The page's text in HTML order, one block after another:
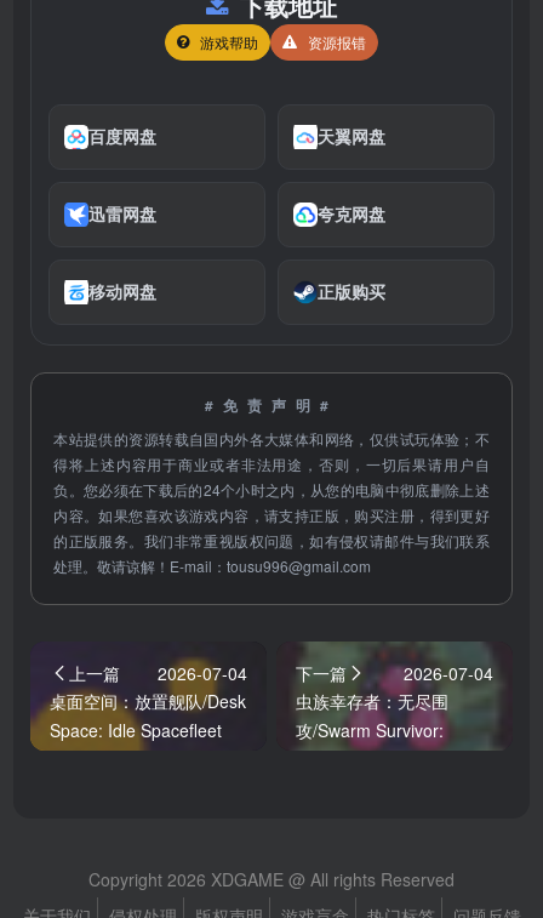
游戏帮助 资源报错
百度网盘 天翼网盘
迅雷网盘 夸克网盘
移动网盘 正版购买
#免责声明#
本站提供的资源转载自国内外各大媒体和网络，仅供试玩体验；不
得将上述内容用于商业或者非法用途，否则，一切后果请用户自
负。您必须在下载后的24个小时之内，从您的电脑中彻底删除上述
内容。如果您喜欢该游戏内容，请支持正版，购买注册，得到更好
的正版服务。我们非常重视版权问题，如有侵权请邮件与我们联系
处理。敬请谅解！E-mail：tousu996@gmail.com
上一篇
2026-07-04
桌面空间：放置舰队/Desk
Space: Idle Spacefleet
clicker
下一篇
2026-07-04
虫族幸存者：无尽围
攻/Swarm Survivor:
Endless Siege
Copyright 2026 XDGAME @ All rights Reserved